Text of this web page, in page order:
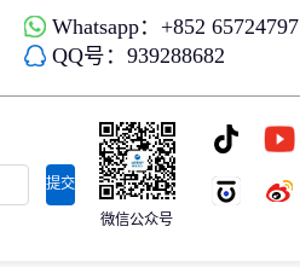
杰出人才
香港优才计划
美国EB1A杰出人才移民
澳洲186、187雇主担保移民
Whatsapp：+852 65724797
QQ号：939288682
提交
微信公众号